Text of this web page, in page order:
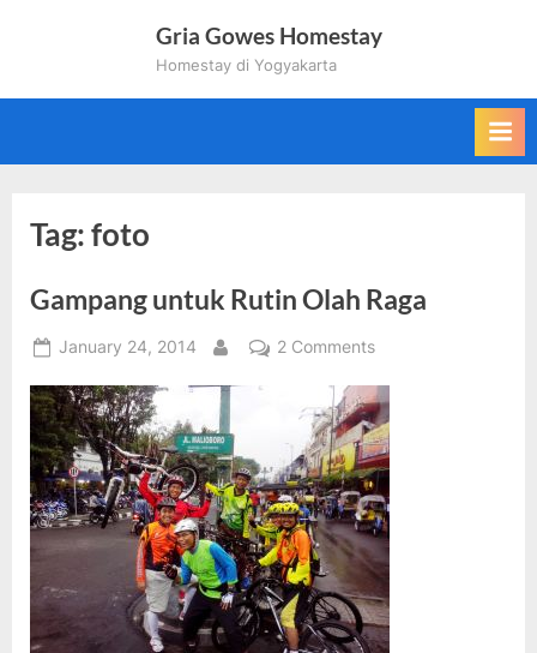
Gria Gowes Homestay
Homestay di Yogyakarta
Tag:foto
Gampang untuk Rutin Olah Raga
Posted
January 24, 2014
By
2 Commentson
untuk
Rutin
Olah
Raga